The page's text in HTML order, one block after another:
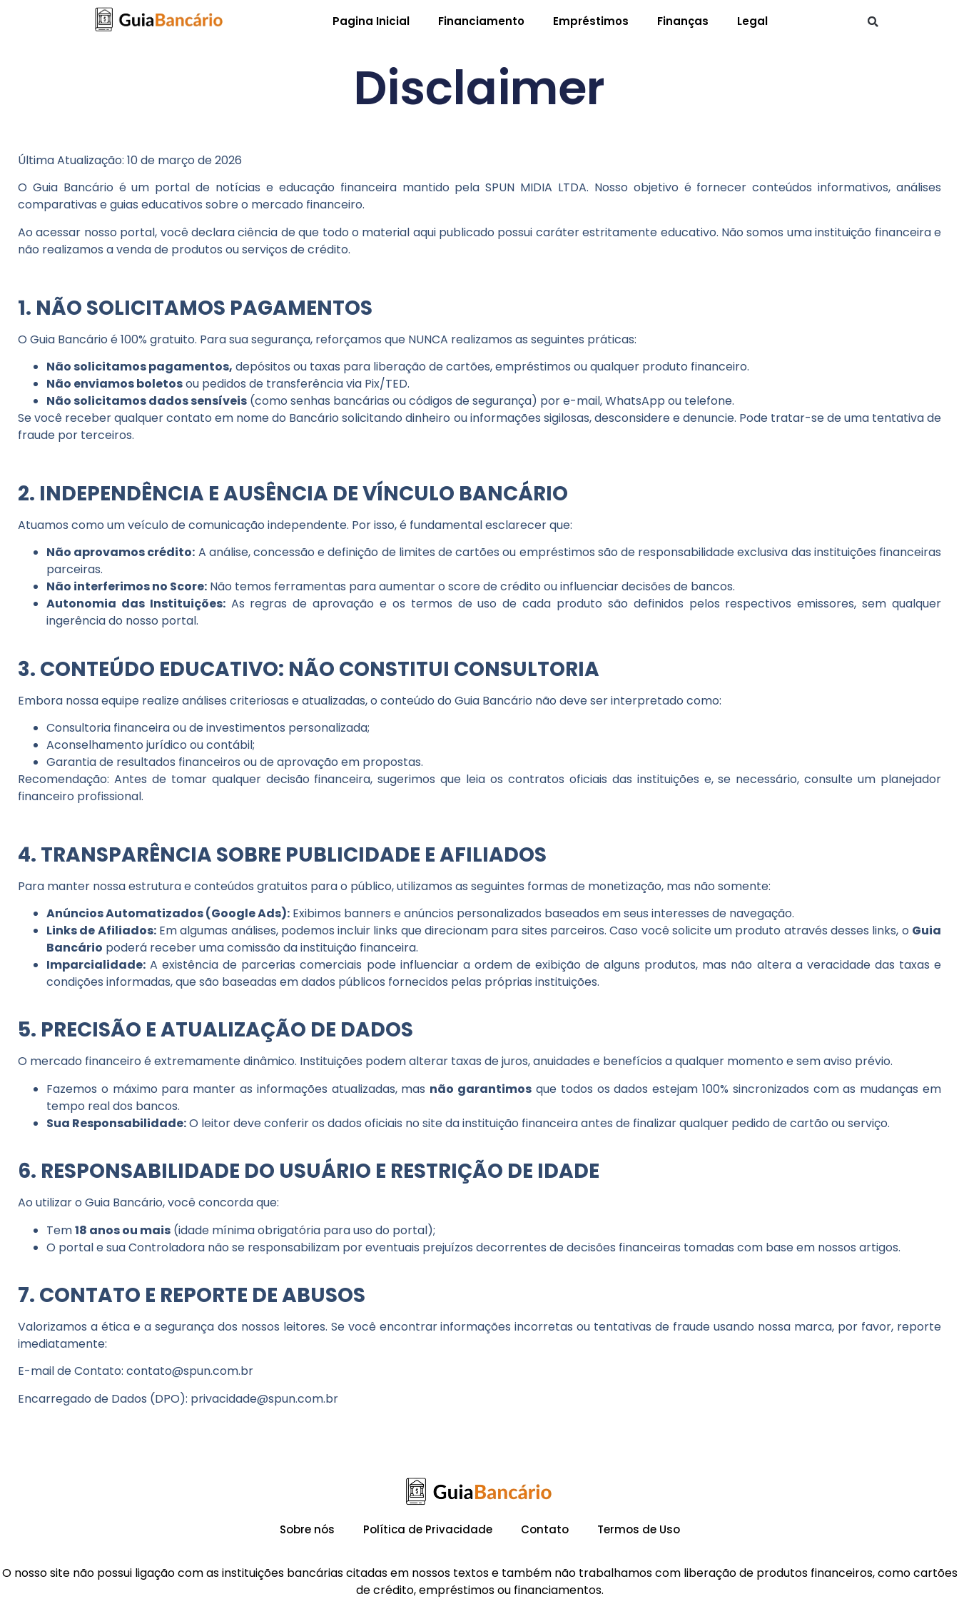
Pagina Inicial Financiamento Empréstimos Finanças Legal
Disclaimer
Última Atualização: 10 de março de 2026
O Guia Bancário é um portal de notícias e educação financeira mantido pelaSPUN MIDIA LTDA. Nosso objetivo é fornecer conteúdos informativos, análises
comparativas e guias educativos sobre o mercado financeiro.
Ao acessar nosso portal, você declara ciência de que todo o material aqui publicado possui caráter estritamente educativo. Não somos uma instituição financeira e
não realizamos a venda de produtos ou serviços de crédito.
1. NÃO SOLICITAMOS PAGAMENTOS
O Guia Bancário é 100% gratuito. Para sua segurança, reforçamos que NUNCA realizamos as seguintes práticas:
Não solicitamos pagamentos, depósitos ou taxas para liberação de cartões, empréstimos ou qualquer produto financeiro.
Não enviamos boletosou pedidos de transferência via Pix/TED.
Não solicitamos dados sensíveis (como senhas bancárias ou códigos de segurança) por e-mail, WhatsApp ou telefone.
Se você receber qualquer contato em nome do Bancário solicitando dinheiro ou informações sigilosas,desconsidere e denuncie. Pode tratar-se de uma tentativa de
fraude por terceiros.
2. INDEPENDÊNCIA E AUSÊNCIA DE VÍNCULO BANCÁRIO
Atuamos como um veículo de comunicação independente. Por isso, é fundamental esclarecer que:
Não aprovamos crédito: A análise, concessão e definição de limites de cartões ou empréstimos são de responsabilidade exclusiva das instituições financeiras
parceiras.
Não interferimos no Score: Não temos ferramentas para aumentar o score de crédito ou influenciar decisões de bancos.
Autonomia das Instituições:As regras de aprovação e os termos de uso de cada produto são definidos pelos respectivos emissores, sem qualquer
ingerência do nosso portal.
3. CONTEÚDO EDUCATIVO: NÃO CONSTITUI CONSULTORIA
Embora nossa equipe realize análises criteriosas e atualizadas, o conteúdo do Guia Bancário não deve ser interpretado como:
Consultoria financeira ou de investimentos personalizada;
Aconselhamento jurídico ou contábil;
Garantia de resultados financeiros ou de aprovação em propostas.
Recomendação: Antes de tomar qualquer decisão financeira, sugerimos que leia os contratos oficiais das instituições e, se necessário, consulte um planejador
financeiro profissional.
4. TRANSPARÊNCIA SOBRE PUBLICIDADE E AFILIADOS
Para manter nossa estrutura e conteúdos gratuitos para o público, utilizamos as seguintes formas de monetização, mas não somente:
Anúncios Automatizados (Google Ads): Exibimos banners e anúncios personalizados baseados em seus interesses de navegação.
Links de Afiliados:Em algumas análises, podemos incluir links que direcionam para sites parceiros. Caso você solicite um produto através desses links, o Guia
Bancário poderá receber uma comissão da instituição financeira.
Imparcialidade: A existência de parcerias comerciais pode influenciar a ordem de exibição de alguns produtos, mas não altera a veracidade das taxas e
condições informadas, que são baseadas em dados públicos fornecidos pelas próprias instituições.
5. PRECISÃO E ATUALIZAÇÃO DE DADOS
O mercado financeiro é extremamente dinâmico. Instituições podem alterar taxas de juros, anuidades e benefícios a qualquer momento e sem aviso prévio.
Fazemos o máximo para manter as informações atualizadas, mas não garantimos que todos os dados estejam 100% sincronizados com as mudanças em
tempo real dos bancos.
Sua Responsabilidade:O leitor deve conferir os dados oficiais no site da instituição financeira antes de finalizar qualquer pedido de cartão ou serviço.
6. RESPONSABILIDADE DO USUÁRIO E RESTRIÇÃO DE IDADE
Ao utilizar o Guia Bancário, você concorda que:
Tem18 anos ou mais (idade mínima obrigatória para uso do portal);
O portal e sua Controladora não se responsabilizam por eventuais prejuízos decorrentes de decisões financeiras tomadas com base em nossos artigos.
7. CONTATO E REPORTE DE ABUSOS
Valorizamos a ética e a segurança dos nossos leitores. Se você encontrar informações incorretas ou tentativas de fraude usando nossa marca, por favor, reporte
imediatamente:
E-mail de Contato: contato@spun.com.br
Encarregado de Dados (DPO): privacidade@spun.com.br
Sobre nós Política de Privacidade Contato Termos de Uso
O nosso site não possui ligação com as instituições bancárias citadas em nossos textos e também não trabalhamos com liberação de produtos financeiros, como cartões
de crédito, empréstimos ou financiamentos.